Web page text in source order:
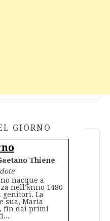
GIORNO
Thiene
nacque a
nell'anno 1480
genitori. La
sua, Maria
fin dai primi